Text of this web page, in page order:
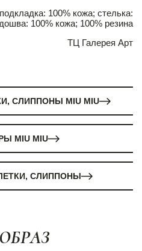
100% кожа; стелька:
100% кожа; 100% резина
ТЦ Галерея Арт
СЛИППОНЫ MIU MIU
MIU MIU
СЛИППОНЫ